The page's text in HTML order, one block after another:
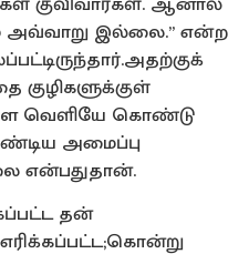
இல்லை.” என்ற
குழிகளுக்குள்
வெளியே கொண்டு
அமைப்பு
என்பதுதான்.
தன்